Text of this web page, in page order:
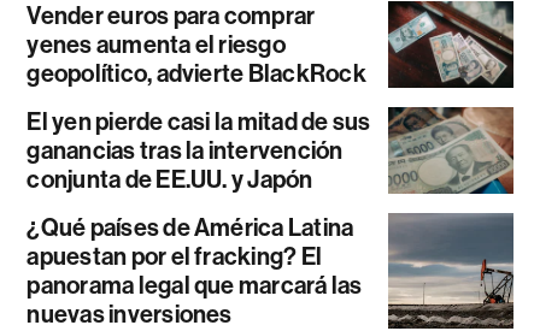
Vender euros para comprar
yenes aumenta el riesgo
geopolítico, advierte BlackRock
El yen pierde casi la mitad de sus
ganancias tras la intervención
conjunta de EE.UU. y Japón
¿Qué países de América Latina
apuestan por el fracking? El
panorama legal que marcará las
nuevas inversiones